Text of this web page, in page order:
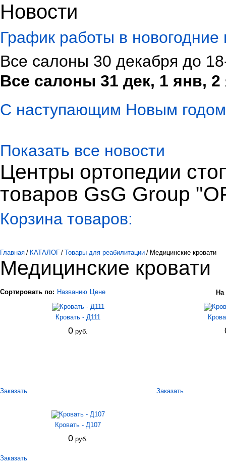
Новости
График работы в новогодние
Все салоны 30 декабря до
Все салоны 31 дек, 1 янв,
С наступающим Новым
Показать все новости
Центры ортопедии
товаров GsG Group
Корзина товаров:
Главная / КАТАЛОГ / Товары для реабилитации / Медицинские кровати
Медицинские кровати
Сортировать по: Названию Цене На
Кровать - Д111
0 руб.
Заказать Заказать
Кровать - Д107
0 руб.
Заказать